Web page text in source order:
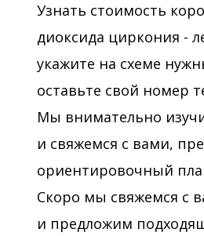
Узнать стоимость
диоксида циркония -
укажите на схеме
оставьте свой номер
Мы внимательно
и свяжемся с вами,
ориентировочный
Скоро мы свяжемся с
и предложим